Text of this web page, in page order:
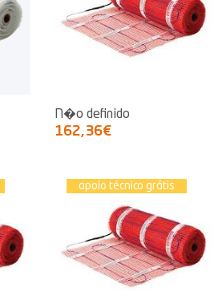
N�o definido
162,36€
apoio técnico grátis